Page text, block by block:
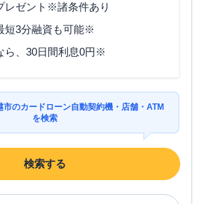
レゼント※諸条件あり
短3分融資も可能※
ら、30日間利息0円※
市のカードローン自動契約機・店舗・ATM
を検索
検索する